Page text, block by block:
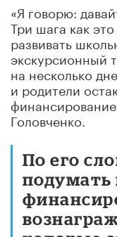
«Я говорю:
Три шага как
развивать
экскурсионный
на несколько
и родители
финансирование
Головченко.
По его
подумать